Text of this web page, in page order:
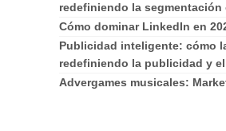
redefiniendo la segmentación
Cómo dominar LinkedIn en
Publicidad inteligente: cómo
redefiniendo la publicidad y
Advergames musicales: